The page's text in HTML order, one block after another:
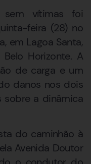
vítimas foi
feira (28) no
em Lagoa Santa,
Horizonte. A
de carga e um
danos nos dois
sobre a dinâmica
do caminhão à
Avenida Doutor